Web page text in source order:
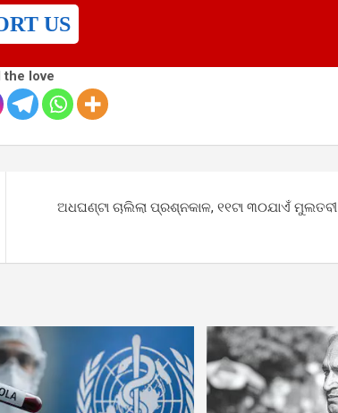
US
the love
ଅଧଘଣ୍ଟା ଚାଲିଲା ପ୍ରଶ୍ନକାଳ, ୧୧ଟା ୩୦ଯାଏଁ ମୁଲତବୀ